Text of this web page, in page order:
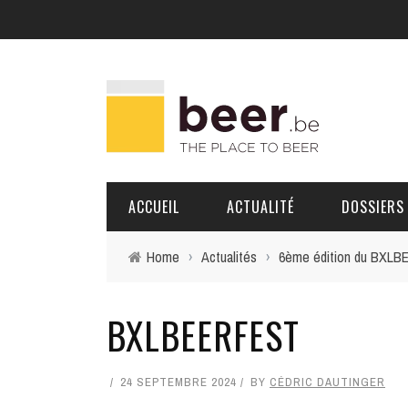
ACCUEIL ACTUALITÉ DOSSIERS
Home › Actualités › 6ème édition du
BXLBEERFEST
24 SEPTEMBRE 2024 BY CÉDRIC DAUTINGER